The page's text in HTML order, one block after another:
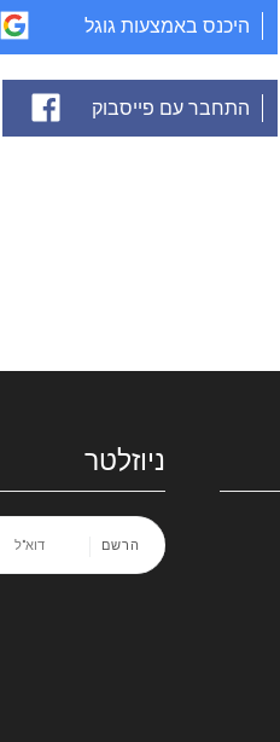
היכנס באמצעות גוגל
התחבר עם פייסבוק
ניוזלטר